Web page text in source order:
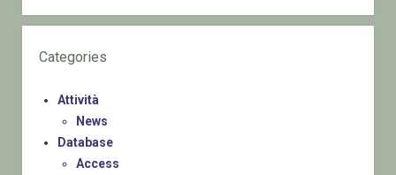
Categories
Attività
News
Database
Access